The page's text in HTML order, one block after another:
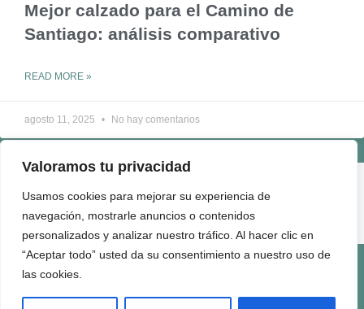
Valoramos tu privacidad
Usamos cookies para mejorar su experiencia de
navegación, mostrarle anuncios o contenidos
personalizados y analizar nuestro tráfico. Al hacer clic en
“Aceptar todo” usted da su consentimiento a nuestro uso de
las cookies.
Mejor calzado para el Camino de
Santiago: análisis comparativo
READ MORE »
agosto 11, 2025 No hay comentarios
QUIÉNES SOMOS
CONTACTO
Términos de Uso Politica de Privacidad
Politica de Cookies
Politica de Comentarios